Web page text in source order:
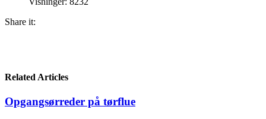
Share it:
Related Articles
Opgangsørreder på tørflue